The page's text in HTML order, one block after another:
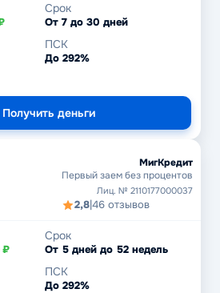
Срок
От 7 до 30 дней
ПСК
До 292%
Получить деньги
МигКредит
Первый заем без процентов
Лиц. № 2110177000037
2,8|46 отзывов
₽
Срок
От 5 дней до 52 недель
ПСК
До 292%